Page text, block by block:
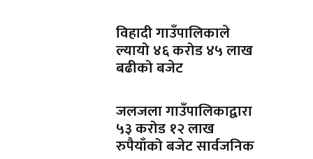
विहादी गाउँपालिकाले
ल्यायो ४६ करोड ४५ लाख
बढीको बजेट
जलजला गाउँपालिकाद्वारा
५३ करोड १२ लाख
रुपैयाँको बजेट सार्वजनिक